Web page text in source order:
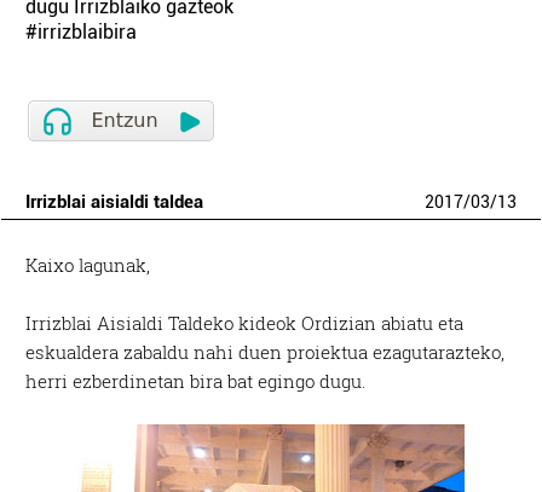
dugu Irrizblaiko gazteok
#irrizblaibira
Irrizblai aisialdi taldea 2017/03/13
Kaixo lagunak,
Irrizblai Aisialdi Taldeko kideok Ordizian abiatu eta
eskualdera zabaldu nahi duen proiektua ezagutarazteko,
herri ezberdinetan bira bat egingo dugu.